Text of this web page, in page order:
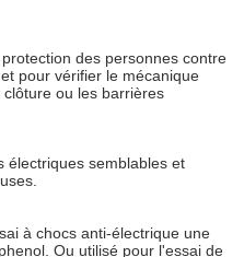
des personnes contre
pour vérifier le mécanique
ou les barrières
électriques semblables et
à chocs anti-électrique une
Ou utilisé pour l'essai de